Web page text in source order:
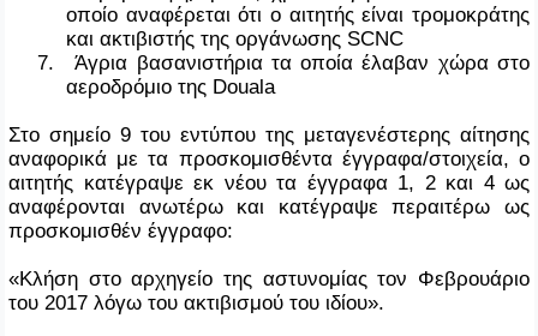
οποίο αναφέρεται ότι ο αιτητής είναι τρομοκράτης
και ακτιβιστής της οργάνωσης SCNC
7.
Άγρια βασανιστήρια τα οποία έλαβαν χώρα στο
αεροδρόμιο της Douala
Στο σημείο 9 του εντύπου της μεταγενέστερης αίτησης
αναφορικά με τα προσκομισθέντα έγγραφα/στοιχεία, ο
αιτητής κατέγραψε εκ νέου τα έγγραφα 1, 2 και 4 ως
αναφέρονται ανωτέρω και κατέγραψε περαιτέρω ως
προσκομισθέν έγγραφο:
«Κλήση στο αρχηγείο της αστυνομίας τον Φεβρουάριο
του 2017 λόγω του ακτιβισμού του ιδίου».